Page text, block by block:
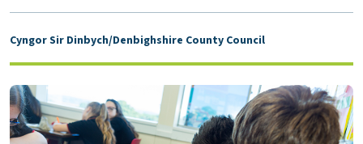
Cyngor Sir Dinbych/Denbighshire County Council